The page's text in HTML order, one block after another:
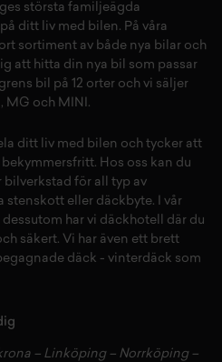
största familjeägda
ditt liv med bilen. På våra
sortiment av både nya bilar och
att hitta din nya bil som passar
bil på 12 orter och vi säljer
, MG och MINI.
ditt liv med bilen och tycker att
Hos oss kan du
bilverkstad för all typ av
stenskott eller däckbyte. I vår
dessutom har vi däckhotell där du
säkert. Vi har även ett brett
däck - vinterdäck som
– Linköping– Norrköping–